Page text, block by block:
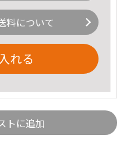
料について
れる
トに追加